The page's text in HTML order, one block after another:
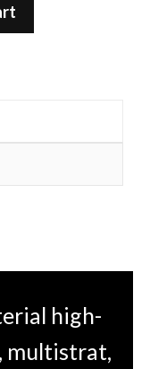
high-
multistrat,